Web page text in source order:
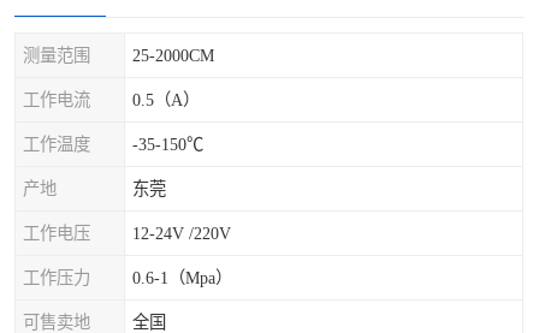
测量范围 25-2000CM
工作电流 0.5（A）
工作温度 -35-150℃
产地 东莞
工作电压 12-24V /220V
工作压力 0.6-1（Mpa）
可售卖地 全国